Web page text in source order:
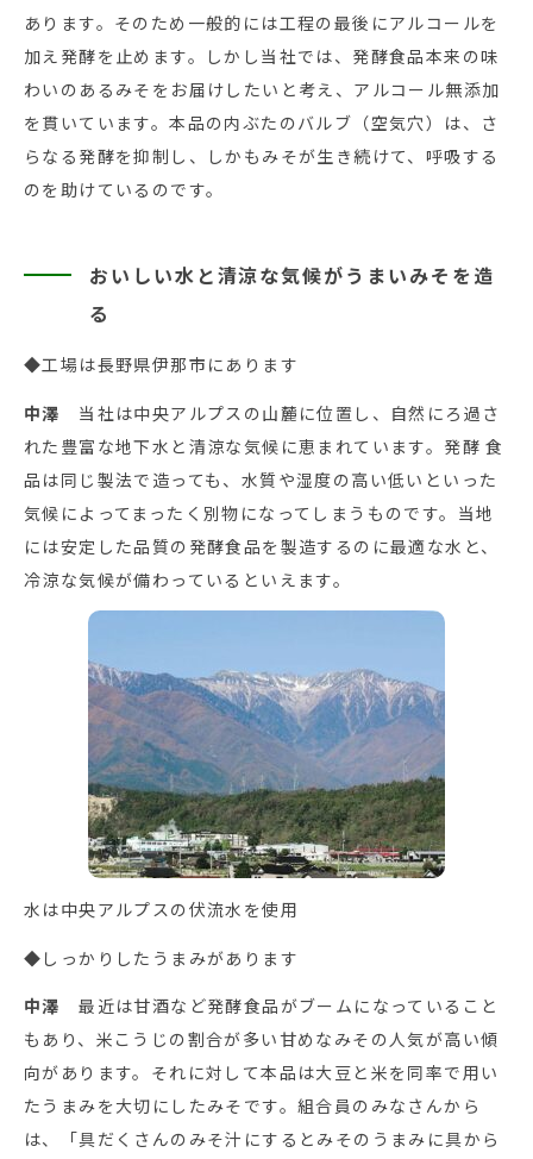
あります。そのため一般的には工程の最後にアルコールを
加え発酵を止めます。しかし当社では、発酵食品本来の味
わいのあるみそをお届けしたいと考え、アルコール無添加
を貫いています。本品の内ぶたのバルブ（空気穴）は、さ
らなる発酵を抑制し、しかもみそが生き続けて、呼吸する
のを助けているのです。
おいしい水と清涼な気候がうまいみそを造
る
◆工場は長野県伊那市にあります
中澤 当社は中央アルプスの山麓に位置し、自然にろ過さ
れた豊富な地下水と清涼な気候に恵まれています。発酵 食
品は同じ製法で造っても、水質や湿度の高い低いといった
気候によってまったく別物になってしまうものです。当地
には安定した品質の発酵食品を製造するのに最適な水と、
冷涼な気候が備わっているといえます。
水は中央アルプスの伏流水を使用
◆しっかりしたうまみがあります
中澤 最近は甘酒など発酵食品がブームになっていること
もあり、米こうじの割合が多い甘めなみその人気が高い傾
向があります。それに対して本品は大豆と米を同率で用い
たうまみを大切にしたみそです。組合員のみなさんから
は、「具だくさんのみそ汁にするとみそのうまみに具から